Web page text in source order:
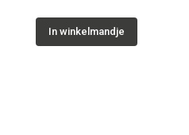
In winkelmandje